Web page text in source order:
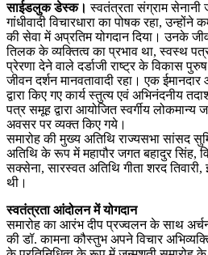
साईडलुक डेस्क। स्वतंत्रता संग्राम सेनानी
गांधीवादी विचारधारा का पोषक रहा, उन्होंने
की सेवा में अप्रतिम योगदान दिया। उनके
तिलक के व्यक्तित्व का प्रभाव था, स्वस्थ
प्रेरणा देने वाले दर्डाजी राष्ट्र के विकास
जीवन दर्शन मानवतावादी रहा। एक
द्वारा किए गए कार्य स्तुत्य एवं अभिनंदनीय
पत्र समूह द्वारा आयोजित स्वर्गीय लोकमान्य
अवसर पर व्यक्त किए गये।
समारोह की मुख्य अतिथि राज्यसभा सांसद
अतिथि के रूप में महापौर जगत बहादुर सिंह,
सक्सेना, सारस्वत अतिथि गीता शरद तिवारी,
थी।
स्वतंत्रता आंदोलन में योगदान
समारोह का आरंभ दीप प्रज्वलन के साथ
की डॉ. कामना कौस्तुभ अपने विचार